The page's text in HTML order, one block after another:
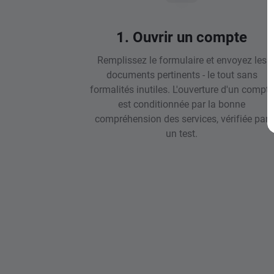
1. Ouvrir un compte
Remplissez le formulaire et envoyez les
documents pertinents - le tout sans
formalités inutiles. L'ouverture d'un compte
est conditionnée par la bonne
compréhension des services, vérifiée par
un test.